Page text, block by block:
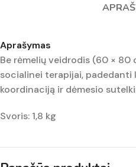
Aprašymas
Be rėmelių veidrodis (60 ×
socialinei terapijai, padedanti
koordinaciją ir dėmesio
Svoris: 1,8 kg